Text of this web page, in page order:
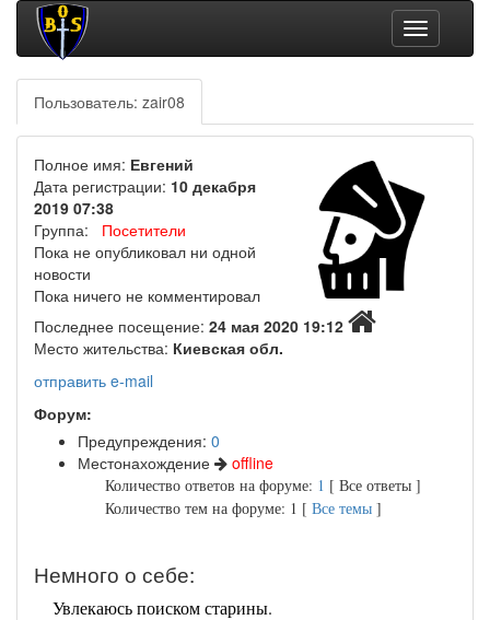
Toggle
navigation
Пользователь: zair08
Полное имя: Евгений
Дата регистрации: 10 декабря
2019 07:38
Группа: Посетители
Пока не опубликовал ни одной
новости
Пока ничего не комментировал
Последнее посещение: 24 мая 2020 19:12
Место жительства: Киевская обл.
отправить e-mail
Форум:
Предупреждения: 0
Местонахождение
offline
Количество ответов на форуме: 1 [ Все ответы ]
Количество тем на форуме: 1 [ Все темы ]
Немного о себе:
Увлекаюсь поиском старины.